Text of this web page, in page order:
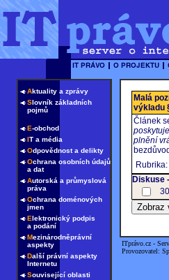
Aktuality a zprávy
Slovník základních
pojmů
E-obchod
IT a média
Odpovědnost a delikty
Ochrana osobních údajů
a dat
Autorská a průmyslová
práva
Ochrana doménových
jmen
Elektronický podpis
a podání
Mezinárodněprávní
aspekty
Další právní aspekty
Internetu
Související oblasti
Malá
výkladu
Článek
plnění
Diskuse
ITprávo.cz -
Provozovatel: